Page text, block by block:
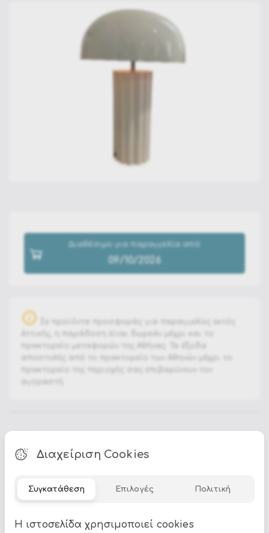
Διαθέσιμο για παραγγελία από:
09/10/2026
BULB: E27 15W LED
E27 23W EN
FLUOR
Διαχείριση Cookies
Συγκατάθεση Επιλογές Πολιτική
Η ιστοσελίδα χρησιμοποιεί cookies